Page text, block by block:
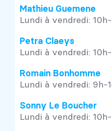
Mathieu Guemene
Lundi à vendredi:
Petra Claeys
Lundi à vendredi:
Romain Bonhomme
Lundi à vendredi: 9h-
Sonny Le Boucher
Lundi à vendredi: